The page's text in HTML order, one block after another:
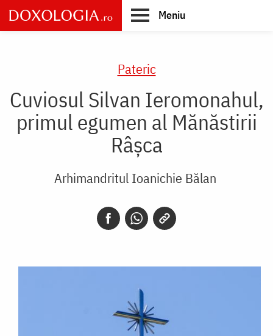
Skip
to
main
Meniu
Pateric
Cuviosul Silvan Ieromonahul,
primul egumen al Mănăstirii
Râșca
Arhimandritul Ioanichie Bălan